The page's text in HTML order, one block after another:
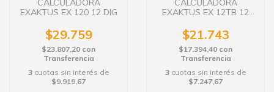
CALCULADORA
EXAKTUS EX 120 12 DIG
$29.759
$23.807,20 con
Transferencia
3 cuotas sin interés de
$9.919,67
CALCULADORA
EXAKTUS EX 12TB 12
$21.743
$17.394,40 con
Transferencia
3 cuotas sin interés de
$7.247,67